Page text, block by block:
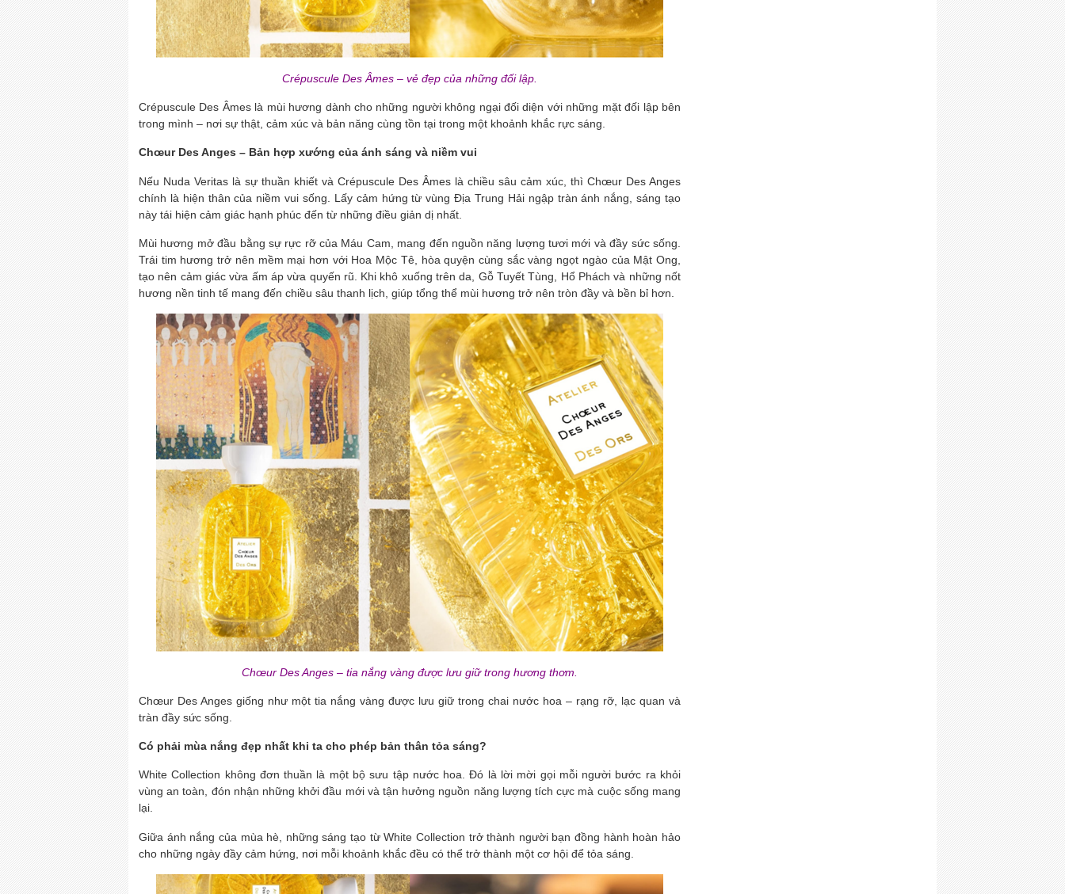
Crépuscule Des Âmes – vẻ đẹp của những đối lập.
Crépuscule Des Âmes là mùi hương dành cho những người không ngại đối diện với những mặt đối lập bên
trong mình – nơi sự thật, cảm xúc và bản năng cùng tồn tại trong một khoảnh khắc rực sáng.
Chœur Des Anges – Bản hợp xướng của ánh sáng và niềm vui
Nếu Nuda Veritas là sự thuần khiết và Crépuscule Des Âmes là chiều sâu cảm xúc, thì Chœur Des Anges
chính là hiện thân của niềm vui sống. Lấy cảm hứng từ vùng Địa Trung Hải ngập tràn ánh nắng, sáng tạo
này tái hiện cảm giác hạnh phúc đến từ những điều giản dị nhất.
Mùi hương mở đầu bằng sự rực rỡ của Máu Cam, mang đến nguồn năng lượng tươi mới và đầy sức sống.
Trái tim hương trở nên mềm mại hơn với Hoa Mộc Tê, hòa quyện cùng sắc vàng ngọt ngào của Mật Ong,
tạo nên cảm giác vừa ấm áp vừa quyến rũ. Khi khô xuống trên da, Gỗ Tuyết Tùng, Hổ Phách và những nốt
hương nền tinh tế mang đến chiều sâu thanh lịch, giúp tổng thể mùi hương trở nên tròn đầy và bền bỉ hơn.
Chœur Des Anges – tia nắng vàng được lưu giữ trong hương thơm.
Chœur Des Anges giống như một tia nắng vàng được lưu giữ trong chai nước hoa – rạng rỡ, lạc quan và
tràn đầy sức sống.
Có phải mùa nắng đẹp nhất khi ta cho phép bản thân tỏa sáng?
White Collection không đơn thuần là một bộ sưu tập nước hoa. Đó là lời mời gọi mỗi người bước ra khỏi
vùng an toàn, đón nhận những khởi đầu mới và tận hưởng nguồn năng lượng tích cực mà cuộc sống mang
lại.
Giữa ánh nắng của mùa hè, những sáng tạo từ White Collection trở thành người bạn đồng hành hoàn hảo
cho những ngày đầy cảm hứng, nơi mỗi khoảnh khắc đều có thể trở thành một cơ hội để tỏa sáng.